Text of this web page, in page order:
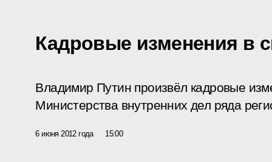
Кадровые изменения в
Владимир Путин произвёл кадровые
Министерства внутренних дел ряда
6 июня 2012 года 15:00